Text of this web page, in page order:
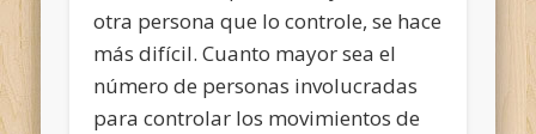
otra persona que lo controle, se hace
más difícil. Cuanto mayor sea el
número de personas involucradas
para controlar los movimientos de